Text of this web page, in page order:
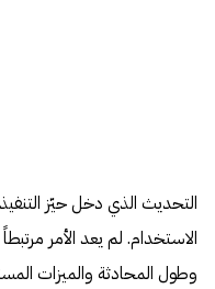
الاستخدام. لم يعد الأمر
وطول المحادثة والميزات